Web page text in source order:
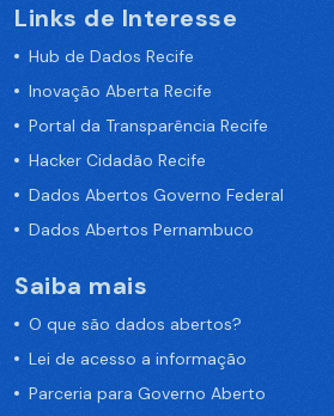
Links de Interesse
Hub de Dados Recife
Inovação Aberta Recife
Portal da Transparência Recife
Hacker Cidadão Recife
Dados Abertos Governo Federal
Dados Abertos Pernambuco
Saiba mais
O que são dados abertos?
Lei de acesso a informação
Parceria para Governo Aberto